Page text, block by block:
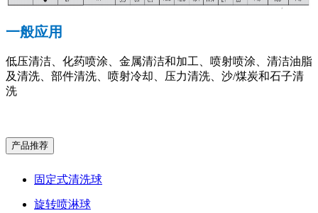
一般应用
低压清洁、化药喷涂、金属清洁和加工、喷射喷涂、清洁油脂
及清洗、部件清洗、喷射冷却、压力清洗、沙/煤炭和石子清
洗
产品推荐
固定式清洗球
旋转喷淋球